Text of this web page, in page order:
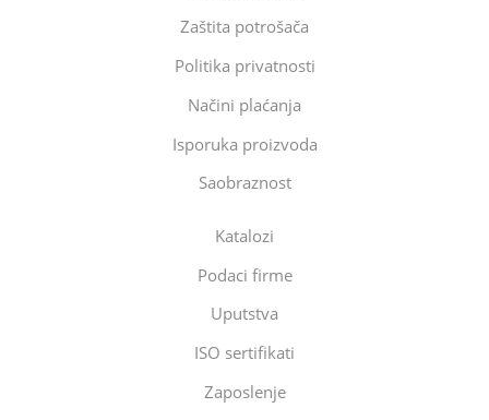
Zaštita potrošača
Politika privatnosti
Načini plaćanja
Isporuka proizvoda
Saobraznost
Katalozi
Podaci firme
Uputstva
ISO sertifikati
Zaposlenje